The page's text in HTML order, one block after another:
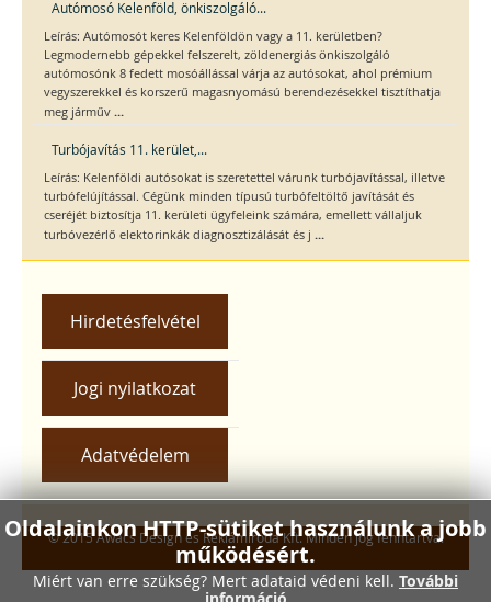
Autómosó Kelenföld, önkiszolgáló...
Leírás: Autómosót keres Kelenföldön vagy a 11. kerületben?
Legmodernebb gépekkel felszerelt, zöldenergiás önkiszolgáló
autómosónk 8 fedett mosóállással várja az autósokat, ahol prémium
vegyszerekkel és korszerű magasnyomású berendezésekkel tisztíthatja
meg járműv ...
Turbójavítás 11. kerület,...
Leírás: Kelenföldi autósokat is szeretettel várunk turbójavítással, illetve
turbófelújítással. Cégünk minden típusú turbófeltöltő javítását és
cseréjét biztosítja 11. kerületi ügyfeleink számára, emellett vállaljuk
turbóvezérlő elektorinkák diagnosztizálását és j ...
Hirdetésfelvétel
Jogi nyilatkozat
Adatvédelem
Oldalainkon HTTP-sütiket használunk a jobb
működésért.
Miért van erre szükség? Mert adataid védeni kell. További
© 2015 Awacs Design és Reklámiroda Kft. Minden jog fenntartva.